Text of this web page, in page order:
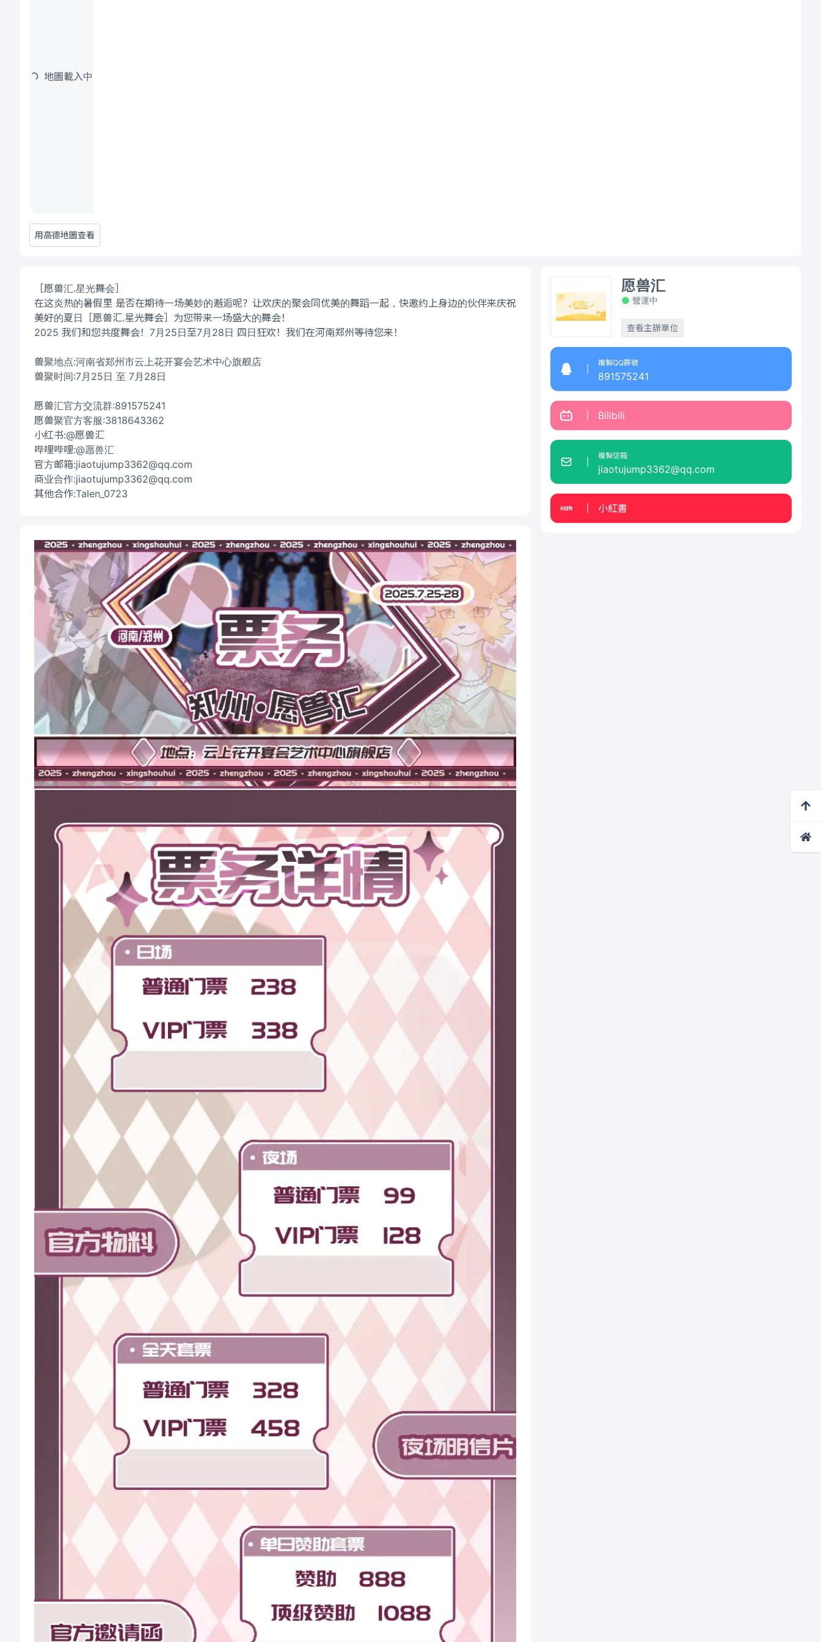
地圖載入中
用高德地圖查看
［愿兽汇.星光舞会］
在这炎热的暑假里 是否在期待一场美妙的邂逅呢？让欢庆的聚会同优美的舞蹈一起，快邀约上身边的伙伴来庆祝
美好的夏日［愿兽汇.星光舞会］为您带来一场盛大的舞会！
2025 我们和您共度舞会！7月25日至7月28日 四日狂欢！我们在河南郑州等待您来！
兽聚地点:河南省郑州市云上花开宴会艺术中心旗舰店
兽聚时间:7月25日 至 7月28日
愿兽汇官方交流群:891575241
愿兽聚官方客服:3818643362
小红书:@愿兽汇
哔哩哔哩:@愿兽汇
官方邮箱:jiaotujump3362@qq.com
商业合作:jiaotujump3362@qq.com
其他合作:Talen_0723
愿兽汇
營運中
查看主辦單位
複製QQ群號
891575241
Bilibili
複製信箱
jiaotujump3362@qq.com
小紅書